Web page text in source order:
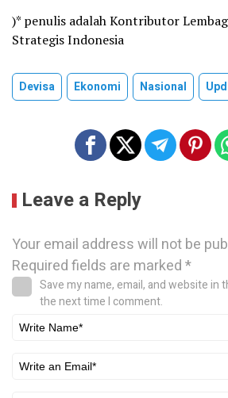
)* penulis adalah Kontributor
Strategis Indonesia
Devisa Ekonomi Nasional
Leave a Reply
Your email address will not be
Required fields are marked*
Save my name, email, and website in
the next time I comment.